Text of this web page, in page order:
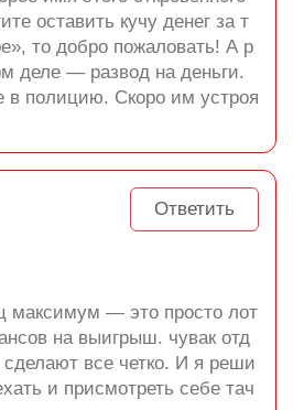
оставить кучу денег за т
то добро пожаловать! А р
деле — развод на деньги.
в полицию. Скоро им устроя
Ответить
максимум — это просто лот
на выигрыш. чувак отд
все четко. И я реши
и присмотреть себе тач